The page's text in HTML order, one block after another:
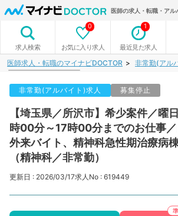
医師の求人・転職・ア
求人検索 お気に入り求人
0
最近見た求人
1
医師求人・転職のマイナビDOCTOR 非常勤(アル
非常勤(アルバイト)求人 募集停止
【埼玉県／所沢市】希少案件／
時00分～17時00分までのお仕事
外来バイト、精神科急性期治療病
（精神科／非常勤）
更新日 : 2026/03/17求人No : 619449